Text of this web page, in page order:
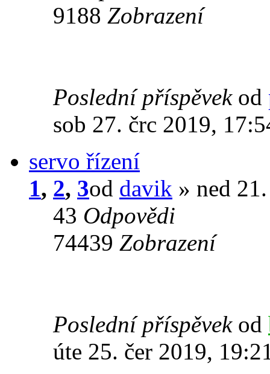
9188 Zobrazení
Poslední příspěvek od
sob 27. črc 2019,
servo řízení
1, 2, 3od davik » ned
43 Odpovědi
74439 Zobrazení
Poslední příspěvek od
úte 25. čer 2019,